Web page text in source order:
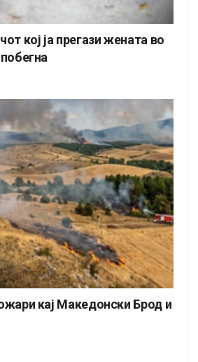
кој ја прегази жената во
кај Македонски Брод и